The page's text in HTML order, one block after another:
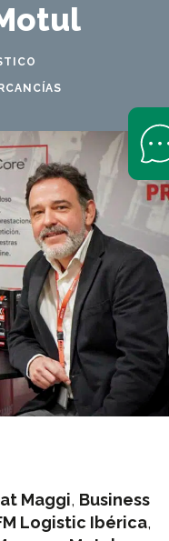
Maggi, Business
Logistic Ibérica,